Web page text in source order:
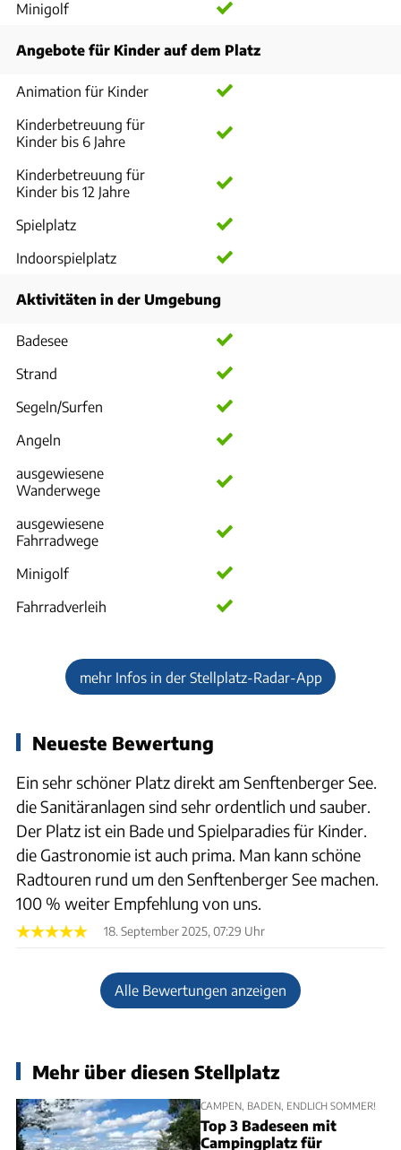
Minigolf
Angebote für Kinder auf dem Platz
Animation für Kinder
Kinderbetreuung für
Kinder bis 6 Jahre
Kinderbetreuung für
Kinder bis 12 Jahre
Spielplatz
Indoorspielplatz
Aktivitäten in der Umgebung
Badesee
Strand
Segeln/Surfen
Angeln
ausgewiesene
Wanderwege
ausgewiesene
Fahrradwege
Minigolf
Fahrradverleih
mehr Infos in der Stellplatz-Radar-App
Neueste Bewertung
Ein sehr schöner Platz direkt am Senftenberger See.
die Sanitäranlagen sind sehr ordentlich und sauber.
Der Platz ist ein Bade und Spielparadies für Kinder.
die Gastronomie ist auch prima. Man kann schöne
Radtouren rund um den Senftenberger See machen.
100 % weiter Empfehlung von uns.
18. September 2025, 07:29 Uhr
Alle Bewertungen anzeigen
Mehr über diesen Stellplatz
CAMPEN, BADEN, ENDLICH SOMMER!
Top 3 Badeseen mit
Campingplatz für